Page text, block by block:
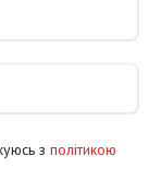
з політикою